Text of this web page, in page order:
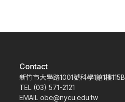
Contact
新竹市大學路1001號科學1館1樓115B
TEL (03) 571-2121
EMAIL obe@nycu.edu.tw